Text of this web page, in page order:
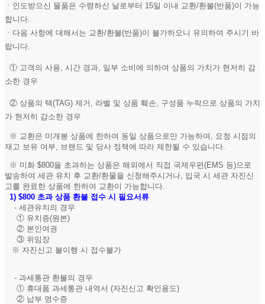
ㆍ인도받으신 물품은 수령하신 날로부터 15일 이내 교환/환불(반품)이 가능
합니다.
ㆍ다음 사항에 대해서는 교환/환불(반품)이 불가하오니 유의하여 주시기 바
랍니다.
① 고객의 사용, 시간 경과, 일부 소비에 의하여 상품의 가치가 현저히 감
소한 경우
② 상품의 택(TAG) 제거, 라벨 및 상품 훼손, 구성품 누락으로 상품의 가치
가 현저히 감소한 경우
※ 교환은 미개봉 상품에 한하여 동일 상품으로만 가능하며, 요청 시점의
재고 보유 여부, 브랜드 및 당사 정책에 따라 제한될 수 있습니다.
※ 미화 $800을 초과하는 상품은 해외에서 직접 국제우편(EMS 등)으로
발송하여 세관 유치 후 교환/환물을 신청해주시거나, 입국 시 세관 자진신
고를 완료한 상품에 한하여 교환이 가능합니다.
1) $800 초과 상품 환불 접수 시 필요서류
- 세관유치의 경우
① 유치증(원본)
② 본인여권
③ 위임장
※ 자진신고 불이행 시 접수불가
- 과세통관 환불의 경우
① 휴대품 과세통관 내역서 (자진신고 확인용도)
② 납부 영수증